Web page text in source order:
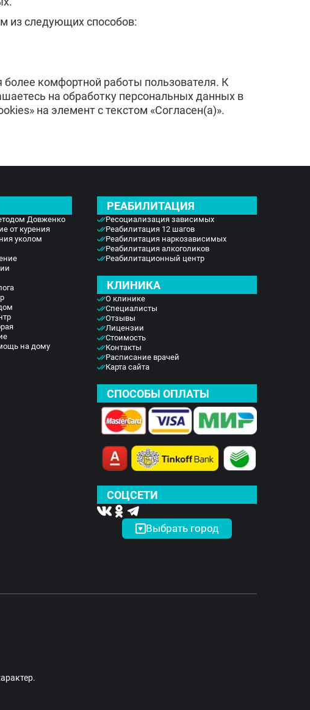
из следующих способов:
комфортной работы пользователя. К
на обработку персональных данных в
на элемент с текстом «Согласен(а)».
Довженко
от курения
уколом
на дому
РЕАБИЛИТАЦИЯ
Ресоциализация зависимых
Реабилитация 12 шагов
Реабилитация наркозависимых
Реабилитация алкоголиков
Реабилитационный центр
КЛИНИКА
О клинике
Специалисты
Отзывы
Лицензии
Стоимость
Контакты
Расписание врачей
Карта сайта
СПОСОБЫ ОПЛАТЫ
СОЦСЕТИ
Выбрать город